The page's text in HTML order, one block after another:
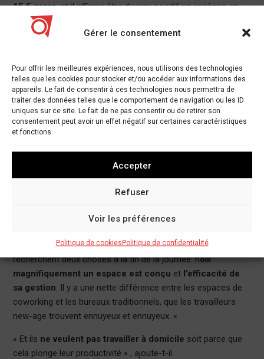
Gérer le consentement
Pour offrir les meilleures expériences, nous utilisons des technologies
telles que les cookies pour stocker et/ou accéder aux informations des
appareils. Le fait de consentir à ces technologies nous permettra de
traiter des données telles que le comportement de navigation ou les ID
uniques sur ce site. Le fait de ne pas consentir ou de retirer son
consentement peut avoir un effet négatif sur certaines caractéristiques
et fonctions.
Accepter
Refuser
Voir les préférences
Politique de cookiesPolitique de confidentialité
15,5 crore, et il affirme être devenu positif en espèces en
2019.
mois. C’est 20 à 30 pour cent de moins que ce que les
opérateurs d’espace de travail premium comme WeWork,
CoWrks, Regus, Smartworks et autres facturent.
Compte tenu de la montée du travail à distance
dans toutes les industries et de la
augmentation de la demande d’espaces de
, la startup s’attend à plus que doubler
son chiffre d’affaires à Rs 38 crore d’ici 2021. D’ici
là, il espère faire de la corde dans 3 700 espaces
réservations par mois.
Paras partage: «Nous avons réalisé que les chercheurs
recherchent deux choses à la fin de la journée: how
magnifiquement un espace est conçu et l’efficacité de
sa gestion. Il y a une nette différence entre les espaces de
coworking et les bureaux traditionnels, que les travailleurs
new-age trouvent ennuyeux et ennuyeux. «
« Et ils ne veulent pas travailler à domicile soit parce que
cela plonge leur productivité « , ajoute-t-il.